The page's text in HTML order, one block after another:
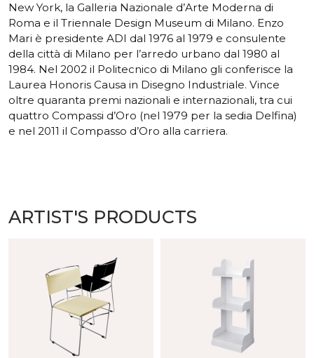
New York, la Galleria Nazionale d’Arte Moderna di
Roma e il Triennale Design Museum di Milano. Enzo
Mari è presidente ADI dal 1976 al 1979 e consulente
della città di Milano per l’arredo urbano dal 1980 al
1984. Nel 2002 il Politecnico di Milano gli conferisce la
Laurea Honoris Causa in Disegno Industriale. Vince
oltre quaranta premi nazionali e internazionali, tra cui
quattro Compassi d’Oro (nel 1979 per la sedia Delfina)
e nel 2011 il Compasso d’Oro alla carriera.
ARTIST'S PRODUCTS